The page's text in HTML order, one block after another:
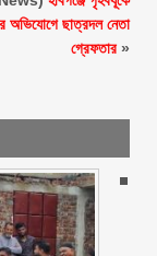
অভিযোগে ছাত্রদল নেতা
গ্রেফতার»